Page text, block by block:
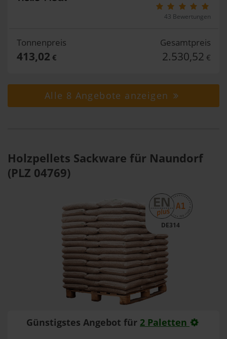
43 Bewertungen
Tonnenpreis
413,02 €
Gesamtpreis
2.530,52 €
Alle 8 Angebote anzeigen
Holzpellets Sackware für Naundorf
(PLZ 04769)
DE314
Günstigstes Angebot für 2 Paletten